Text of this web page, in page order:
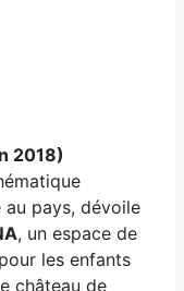
2018)
au pays, dévoile
, un espace de
les enfants
château de